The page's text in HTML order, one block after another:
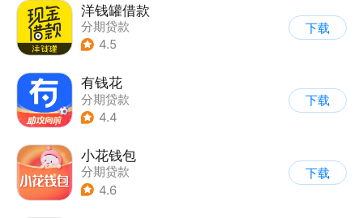
洋钱罐借款
分期贷款
4.5
下载
有钱花
分期贷款
4.4
下载
小花钱包
分期贷款
4.6
下载